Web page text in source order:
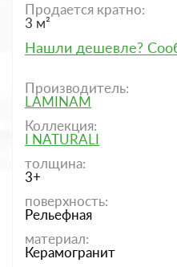
Продается кратно:
3 м²
Нашли дешевле?
Производитель:
LAMINAM
Коллекция:
I NATURALI
толщина:
3+
поверхность:
Рельефная
материал:
Керамогранит